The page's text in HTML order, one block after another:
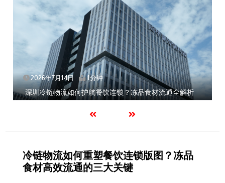
2026年7月14日 1分钟
深圳冷链物流如何护航餐饮连锁？冻品食材流通全解析
冷链物流如何重塑餐饮连锁版图？冻品
食材高效流通的三大关键